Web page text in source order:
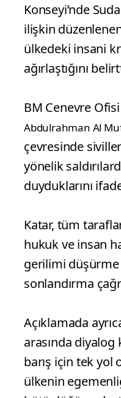
Konseyi’nde
ilişkin
ülkedeki insani
ağırlaştığını
BM Cenevre
Abdulrahman Al
çevresinde
yönelik
duyduklarını
Katar, tüm
hukuk ve insan
gerilimi düşürme
sonlandırma
Açıklamada
arasında diyalog
barış için tek yol
ülkenin